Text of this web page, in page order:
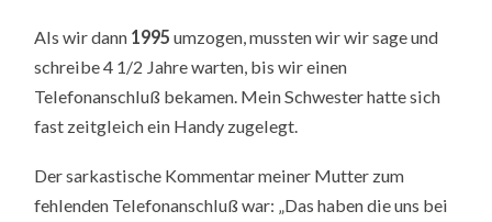
Als wir dann 1995 umzogen, mussten wir wir sage und
schreibe 4 1/2 Jahre warten, bis wir einen
Telefonanschluß bekamen. Mein Schwester hatte sich
fast zeitgleich ein Handy zugelegt.
Der sarkastische Kommentar meiner Mutter zum
fehlenden Telefonanschluß war: „Das haben die uns bei